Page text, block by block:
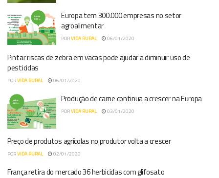
Europa tem 300.000 empresas no setor
agroalimentar
PORVIDA RURAL 06/01/2020
Pintar riscas de zebra em vacas pode ajudar a diminuir uso de
pesticidas
PORVIDA RURAL 06/01/2020
Produção de carne continua a crescer na Europa
PORVIDA RURAL 03/01/2020
Preço de produtos agrícolas no produtor volta a crescer
PORVIDA RURAL 02/01/2020
França retira do mercado 36 herbicidas com glifosato